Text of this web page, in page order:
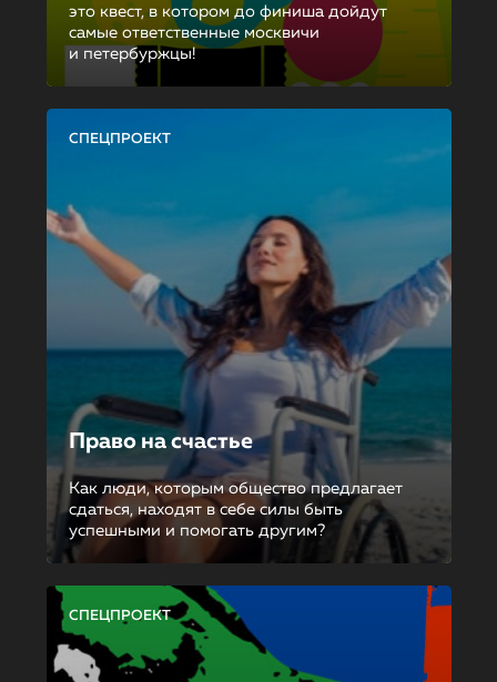
это квест, в котором до финиша дойдут
самые ответственные москвичи
и петербуржцы!
СПЕЦПРОЕКТ
Право на счастье
Как люди, которым общество предлагает
сдаться, находят в себе силы быть
успешными и помогать другим?
СПЕЦПРОЕКТ